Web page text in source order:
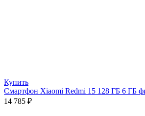
Купить
Смартфон Xiaomi Redmi 15 128 ГБ 6 ГБ
14 785 ₽